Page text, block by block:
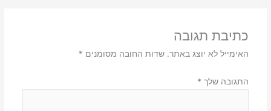
כתיבת תגובה
האימייל לא יוצג באתר. שדות החובה מסומנים *
התגובה שלך *